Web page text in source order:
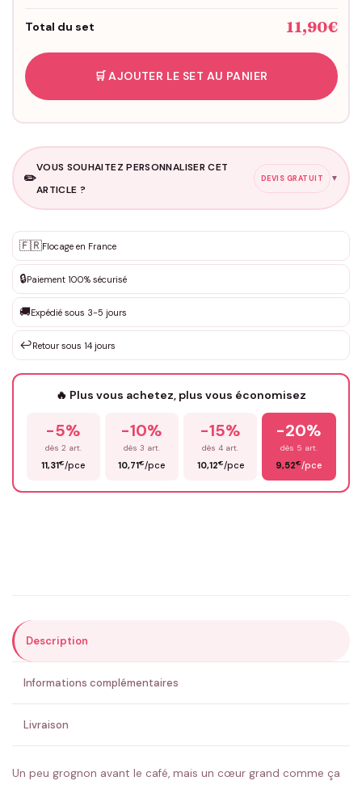
Total du set 11,90€
🛒 AJOUTER LE SET AU PANIER
✏️
VOUS SOUHAITEZ PERSONNALISER CET
ARTICLE ?
DEVIS GRATUIT ▼
✨ Personnalisation sur mesure
DEVIS GRATUIT · Personnalisation de 3 à 10€ selon la demande
Que souhaitez-vous ?*
Votre texte / idée*
Prénom*
ENVOYER MA DEMANDE ✨
💚 Retour sous 24-48h🇫🇷 Flocage en France✅ Validation avant fabrication
🇫🇷Flocage en France
🔒Paiement 100% sécurisé
🚚Expédié sous 3-5 jours
↩️Retour sous 14 jours
🔥 Plus vous achetez, plus vous économisez
-5%
dès 2 art.
11,31€/pce
-10%
dès 3 art.
10,71€/pce
-15%
dès 4 art.
10,12€/pce
-20%
dès 5 art.
9,52€/pce
Description
Informations complémentaires
Livraison
Un peu grognon avant le café, mais un cœur grand comme ça